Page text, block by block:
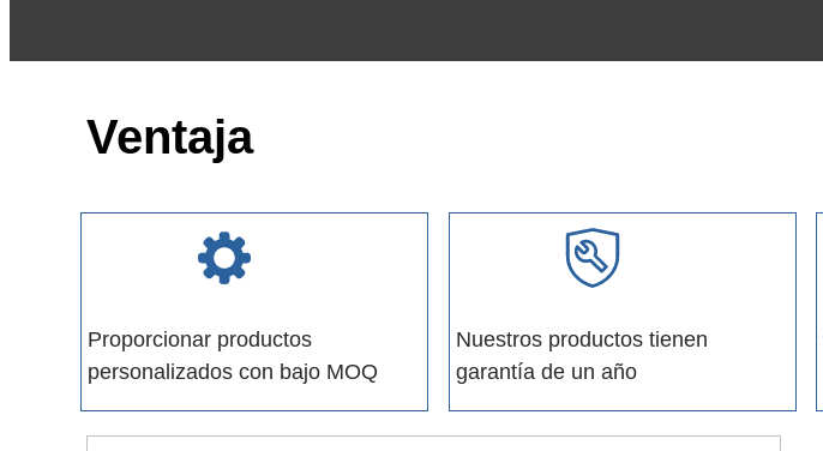
Ventaja
Proporcionar productos
personalizados con bajo MOQ
Nuestros productos tienen
garantía de un año